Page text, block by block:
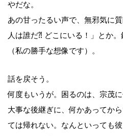
やだな。
あの甘ったるい声で、無邪気に
人は誰だ⁈ どこにいる！」とか
（私の勝手な想像です）。
話を戻そう。
何度もいうが。困るのは、宗茂
大事な後継ぎに、何かあってか
ては帰れない。なんといっても